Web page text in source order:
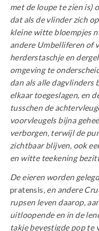
met de loupe te zien is)
dat als de vlinder zich
kleine witte bloempjes
andere Umbelliferen of
herderstaschje en
omgeving te
dan als alle dagvlinders
elkaar toegeslagen, en
tusschen de
voorvleugels bijna
verborgen, terwijl de
zichtbaar blijven, ook
en witte teekening
De eieren worden
pratensis, en andere
rupsen leven daarop,
uitloopende en in de
takje bevestigde pop te